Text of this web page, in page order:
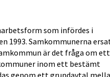
som infördes i
1993. Samkommunerna
är det fråga om ett
inom ett bestämt